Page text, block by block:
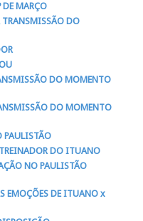
DE MARÇO
TRANSMISSÃO DO
DO MOMENTO
DO MOMENTO
PAULISTÃO
DO ITUANO
NO PAULISTÃO
EMOÇÕES DE ITUANO x